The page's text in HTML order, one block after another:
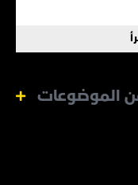
الموضوعات